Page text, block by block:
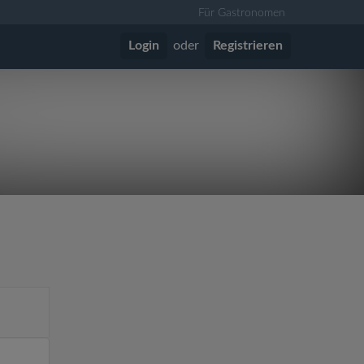
Für Gastronomen
Login oder Registrieren